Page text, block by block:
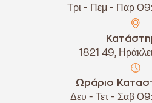
Τρι - Πεμ - Παρ
1821 49,
Ωράριο
Δευ - Τετ - Σαβ